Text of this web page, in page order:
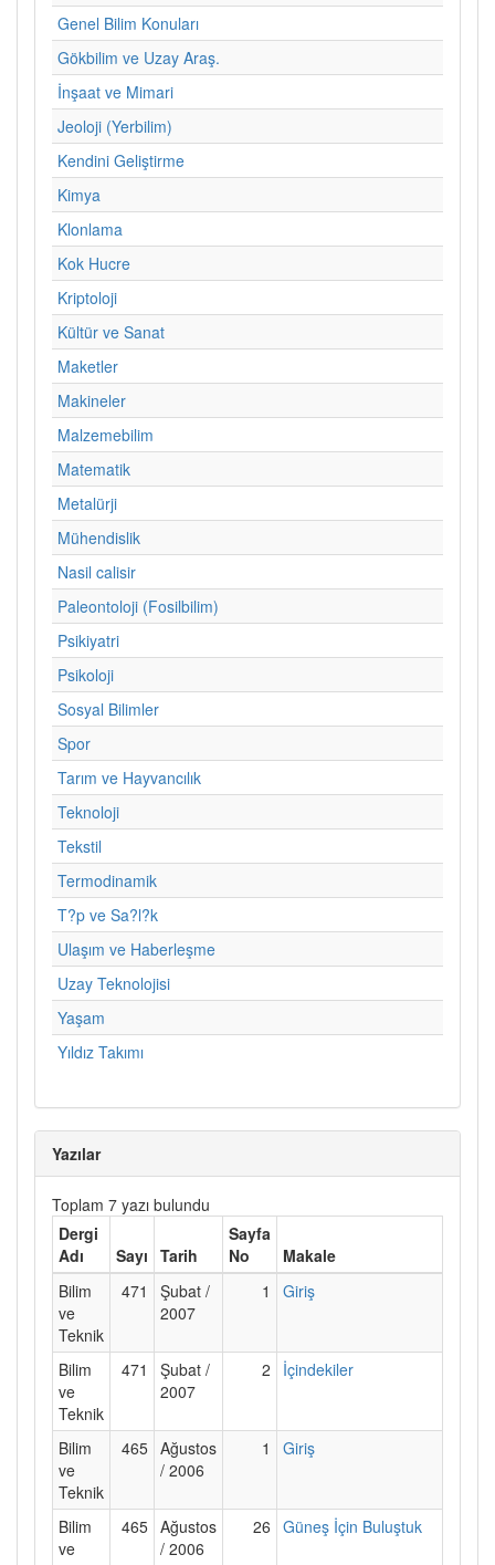
Genel Bilim Konuları
Gökbilim ve Uzay Araş.
İnşaat ve Mimari
Jeoloji (Yerbilim)
Kendini Geliştirme
Kimya
Klonlama
Kok Hucre
Kriptoloji
Kültür ve Sanat
Maketler
Makineler
Malzemebilim
Matematik
Metalürji
Mühendislik
Nasil calisir
Paleontoloji (Fosilbilim)
Psikiyatri
Psikoloji
Sosyal Bilimler
Spor
Tarım ve Hayvancılık
Teknoloji
Tekstil
Termodinamik
T?p ve Sa?l?k
Ulaşım ve Haberleşme
Uzay Teknolojisi
Yaşam
Yıldız Takımı
Yazılar
Toplam 7 yazı bulundu
Dergi
Adı
Sayı Tarih
Sayfa
No
Makale
Bilim
ve
Teknik
471
Şubat /
2007
1 Giriş
Bilim
ve
Teknik
471
Şubat /
2007
2 İçindekiler
Bilim
ve
Teknik
465 Ağustos
/ 2006
1 Giriş
Bilim
ve
465 Ağustos
/ 2006
26 Güneş İçin Buluştuk